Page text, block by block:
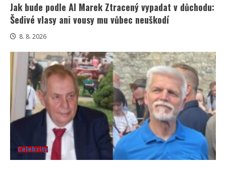
Jak bude podle AI Marek Ztracený vypadat v důchodu:
Šedivé vlasy ani vousy mu vůbec neuškodí
8. 8. 2026
Celebrity